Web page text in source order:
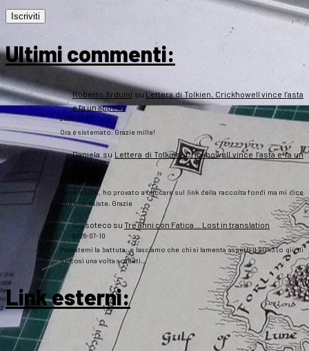
Ultimi commenti:
Roberto Arduini suLettera di Tolkien, Crickhowell vince l’asta
e fa un appello
2026-07-20
Ora è sistemato. Grazie mille!
Daniela su Lettera di Tolkien, Crickhowell vince l’asta e fa un
2026-07-20
Salve a tutti, ho provato a cliccare sul link della raccolta fondi ma mi dice
che non esiste. Grazie
Gipsoteco su Tre anni con Fatica… Lost in translation
2026-07-10
Passatemi la battuta: e lasciamo che chi si lamenta aspetti il 2043 (o giù di
lì), così una volta scaduti…
Link esterni: